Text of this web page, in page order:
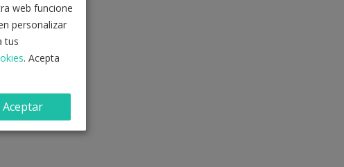
web funcione
personalizar
tus
. Acepta
Aceptar